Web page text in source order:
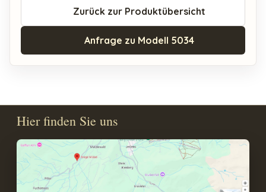
Zurück zur Produktübersicht
Anfrage zu Modell 5034
Hier finden Sie uns